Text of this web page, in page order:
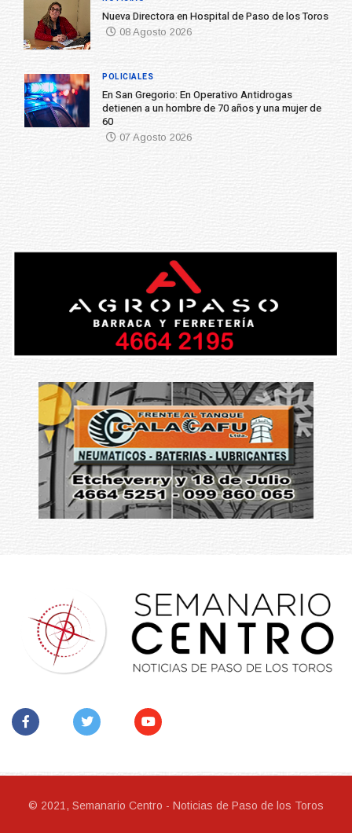
Nueva Directora en Hospital de Paso de los Toros
08 Agosto 2026
En San Gregorio: En Operativo Antidrogas
detienen a un hombre de 70 años y una mujer de
60
07 Agosto 2026
POLICIALES
© 2021, Semanario Centro - Noticias de Paso de los Toros